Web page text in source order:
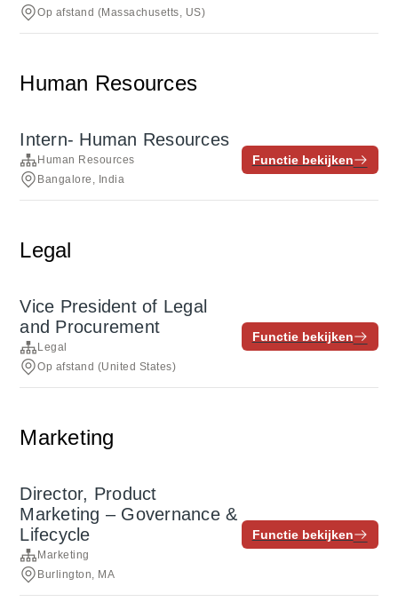
Op afstand (Massachusetts, US)
Human Resources
Intern- Human Resources
Human Resources
Bangalore, India
Functie bekijken
Legal
Vice President of Legal
and Procurement
Legal
Op afstand (United States)
Functie bekijken
Marketing
Director, Product
Marketing – Governance &
Lifecycle
Marketing
Burlington, MA
Functie bekijken